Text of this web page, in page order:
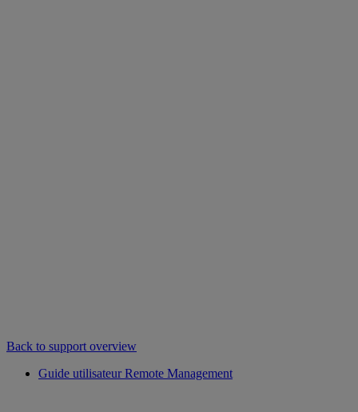
Back to support overview
Guide utilisateur Remote Management